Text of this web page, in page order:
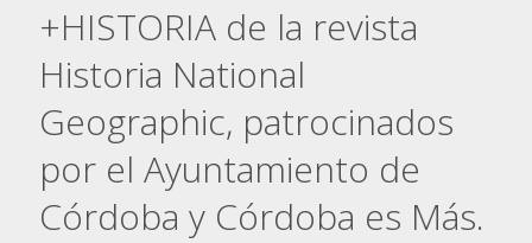
+HISTORIA de la revista
Historia National
Geographic, patrocinados
por el Ayuntamiento de
Córdoba y Córdoba es Más.